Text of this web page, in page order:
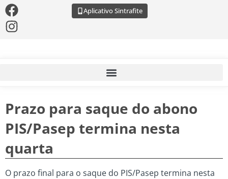
Aplicativo Sintrafite
Prazo para saque do abono
PIS/Pasep termina nesta
quarta
O prazo final para o saque do PIS/Pasep termina nesta